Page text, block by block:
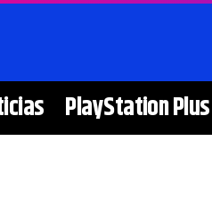
PlayStation Plus